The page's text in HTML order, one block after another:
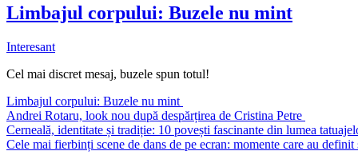
Limbajul corpului: Buzele nu mint
Interesant
Cel mai discret mesaj, buzele spun totul!
Limbajul corpului: Buzele nu mint
Andrei Rotaru, look nou după despărțirea de Cristina Petre
Cerneală, identitate și tradiție: 10 povești fascinante din lumea
Cele mai fierbinți scene de dans de pe ecran: momente care au